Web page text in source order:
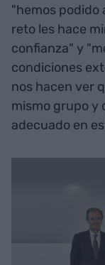
"hemos podido
reto les hace
confianza" y
condiciones
nos hacen ver
mismo grupo y
adecuado en